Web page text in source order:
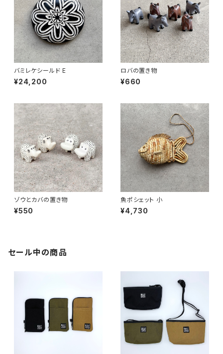
バミレケシールド E
¥24,200
ロバの置き物
¥660
ゾウとカバの置き物
¥550
魚ポシェット 小
¥4,730
セール中の商品